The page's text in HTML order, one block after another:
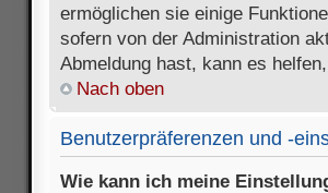
ermöglichen sie einige
sofern von der Administration
Abmeldung hast, kann es
Nach oben
Benutzerpräferenzen und -
Wie kann ich meine